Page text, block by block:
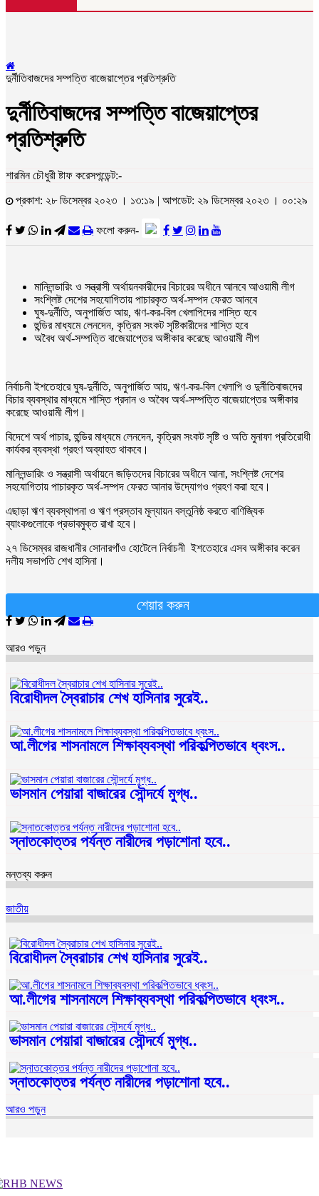
দুর্নীতিবাজদের সম্পত্তি বাজেয়াপ্তের প্রতিশ্রুতি
দুর্নীতিবাজদের সম্পত্তি বাজেয়াপ্তের
প্রতিশ্রুতি
শারমিন চৌধুরী ষ্টাফ করেসপন্ডেন্ট:-
প্রকাশ: ২৮ ডিসেম্বর ২০২৩ । ১৩:১৯ | আপডেট: ২৯ ডিসেম্বর ২০২৩ । ০০:২৯
ফলো করুন-
মানিলন্ডারিং ও সন্ত্রাসী অর্থায়নকারীদের বিচারের অধীনে আনবে আওয়ামী লীগ
সংশ্লিষ্ট দেশের সহযোগিতায় পাচারকৃত অর্থ-সম্পদ ফেরত আনবে
ঘুষ-দুর্নীতি, অনুপার্জিত আয়, ঋণ-কর-বিল খেলাপিদের শাস্তি হবে
হুন্ডির মাধ্যমে লেনদেন, কৃত্রিম সংকট সৃষ্টিকারীদের শাস্তি হবে
অবৈধ অর্থ-সম্পত্তি বাজেয়াপ্তের অঙ্গীকার করেছে আওয়ামী লীগ
নির্বাচনী ইশতেহারে ঘুষ-দুর্নীতি, অনুপার্জিত আয়, ঋণ-কর-বিল খেলাপি ও দুর্নীতিবাজদের
বিচার ব্যবস্থার মাধ্যমে শাস্তি প্রদান ও অবৈধ অর্থ-সম্পত্তি বাজেয়াপ্তের অঙ্গীকার
করেছে আওয়ামী লীগ।
বিদেশে অর্থ পাচার, হুন্ডির মাধ্যমে লেনদেন, কৃত্রিম সংকট সৃষ্টি ও অতি মুনাফা প্রতিরোধী
কার্যকর ব্যবস্থা গ্রহণ অব্যাহত থাকবে।
মানিলন্ডারিং ও সন্ত্রাসী অর্থায়নে জড়িতদের বিচারের অধীনে আনা, সংশ্লিষ্ট দেশের
সহযোগিতায় পাচারকৃত অর্থ-সম্পদ ফেরত আনার উদ্যোগও গ্রহণ করা হবে।
এছাড়া ঋণ ব্যবস্থাপনা ও ঋণ প্রস্তাব মূল্যায়ন বস্তুনিষ্ঠ করতে বাণিজ্যিক
ব্যাংকগুলোকে প্রভাবমুক্ত রাখা হবে।
২৭ ডিসেম্বর রাজধানীর সোনারগাঁও হোটেলে নির্বাচনী ইশতেহারে এসব অঙ্গীকার করেন
দলীয় সভাপতি শেখ হাসিনা।
শেয়ার করুন
আরও পড়ুন
বিরোধীদল স্বৈরাচার শেখ হাসিনার সুরেই..
আ.লীগের শাসনামলে শিক্ষাব্যবস্থা পরিকল্পিতভাবে ধ্বংস..
ভাসমান পেয়ারা বাজারের সৌন্দর্যে মুগ্ধ..
স্নাতকোত্তর পর্যন্ত নারীদের পড়াশোনা হবে..
মন্তব্য করুন
জাতীয়
বিরোধীদল স্বৈরাচার শেখ হাসিনার সুরেই..
আ.লীগের শাসনামলে শিক্ষাব্যবস্থা পরিকল্পিতভাবে ধ্বংস..
ভাসমান পেয়ারা বাজারের সৌন্দর্যে মুগ্ধ..
স্নাতকোত্তর পর্যন্ত নারীদের পড়াশোনা হবে..
আরও পড়ুন